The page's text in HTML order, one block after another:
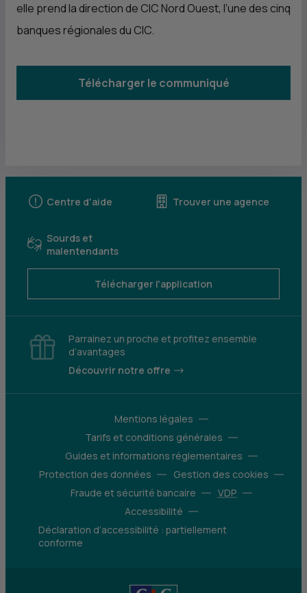
elle prend la direction de CIC Nord Ouest, l’une des cinq
banques régionales du CIC.
Télécharger le communiqué
Centre d'aide Trouver une agence
Sourds et
malentendants
Télécharger l'application
Parrainez un proche et profitez ensemble
d’avantages
Découvrir notre offre
Mentions légales
Tarifs et conditions générales
Guides et informations réglementaires
Protection des données
Gestion des cookies
Fraude et sécurité bancaire
VDP
Accessibilité
Déclaration d’accessibilité : partiellement
conforme